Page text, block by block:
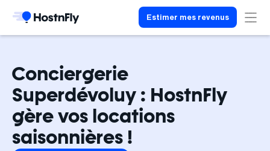
Estimer mes revenus
Conciergerie
Superdévoluy : HostnFly
gère vos locations
saisonnières !